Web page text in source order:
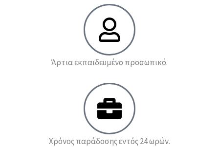
Άρτια εκπαιδευμένο προσωπικό.
Χρόνος παράδοσης εντός 24 ωρών.